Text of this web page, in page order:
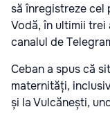
să înregistreze cel
Vodă, în ultimii trei
canalul de
Ceban a spus că
maternități,
și la Vulcănești,